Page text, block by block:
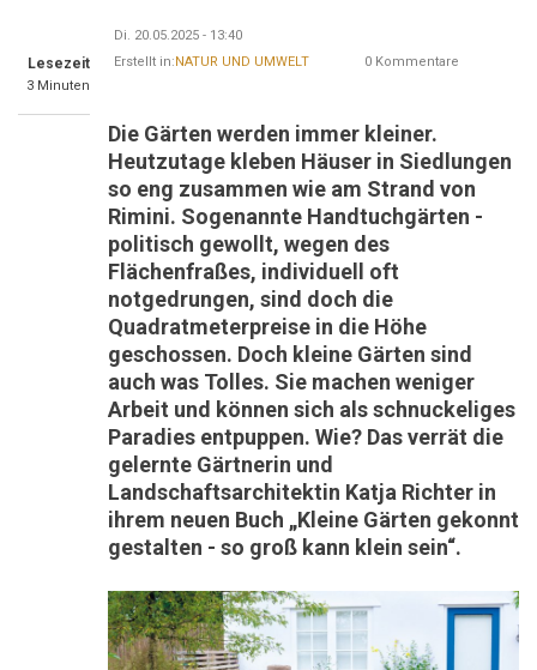
Lesezeit
3 Minuten
Di. 20.05.2025 - 13:40
Erstellt in:NATUR UND UMWELT 0 Kommentare
Die Gärten werden immer kleiner.
Heutzutage kleben Häuser in Siedlungen
so eng zusammen wie am Strand von
Rimini. Sogenannte Handtuchgärten -
politisch gewollt, wegen des
Flächenfraßes, individuell oft
notgedrungen, sind doch die
Quadratmeterpreise in die Höhe
geschossen. Doch kleine Gärten sind
auch was Tolles. Sie machen weniger
Arbeit und können sich als schnuckeliges
Paradies entpuppen. Wie? Das verrät die
gelernte Gärtnerin und
Landschaftsarchitektin Katja Richter in
ihrem neuen Buch „Kleine Gärten gekonnt
gestalten - so groß kann klein sein“.